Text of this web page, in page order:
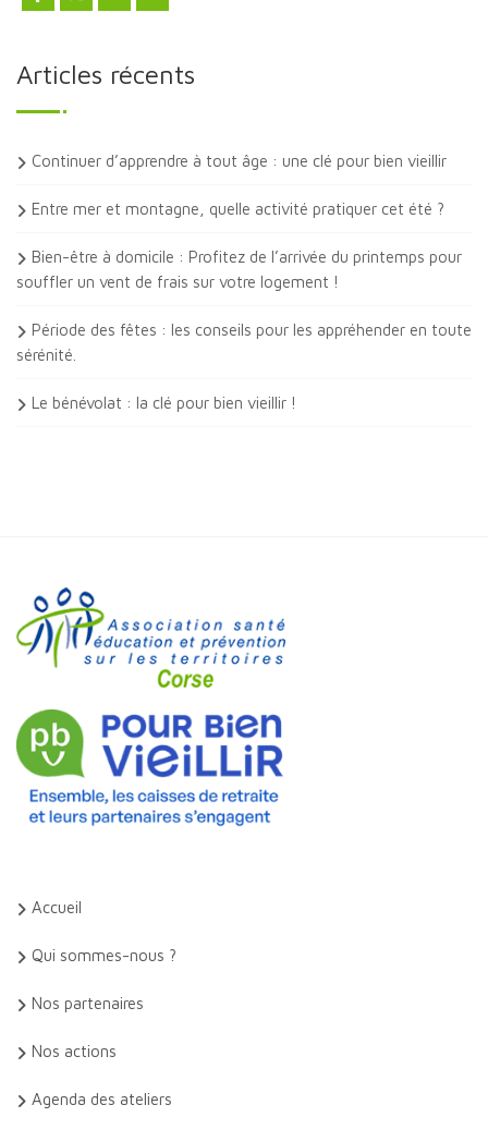
Articles récents
Continuer d’apprendre à tout âge : une clé pour bien vieillir
Entre mer et montagne, quelle activité pratiquer cet été ?
Bien-être à domicile : Profitez de l’arrivée du printemps pour
souffler un vent de frais sur votre logement !
Période des fêtes : les conseils pour les appréhender en toute
sérénité.
Le bénévolat : la clé pour bien vieillir !
Accueil
Qui sommes-nous ?
Nos partenaires
Nos actions
Agenda des ateliers